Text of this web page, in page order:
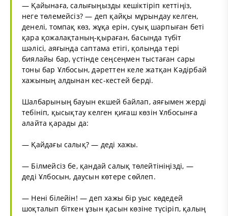
— Қайынаға, салығыңызды кешіктіріп кеттіңіз,
неге төлемейсіз? — деп қайқы мұрындау келген,
денелі, томпақ көз, жұқа ерін, суық шарпыған беті
қара қожалақтаның-қыраған, басында түбіт
шәлісі, аяғында саптама етігі, қолында тері
биялайы бар, үстінде сеңсеңмен тыстаған сары
тоны бар Ұлбосын, дәреттен келе жатқан Кәдірбай
хажының алдынан кес-кестей берді.
Шалбарының бауын екшей байлап, аяғымен жерді
тебініп, қысықтау келген қиғаш көзін Ұлбосынға
алайта қарады да:
— Қайдағы салық? — деді хажы.
— Білмейсіз бе, қандай салық төлейтініңізді, —
деді Ұлбосын, даусын көтере сөйлеп.
— Нені білейін! — деп хажы бір уыс көдедей
шоқталып біткен ұзын қасын көзіне түсіріп, қалың